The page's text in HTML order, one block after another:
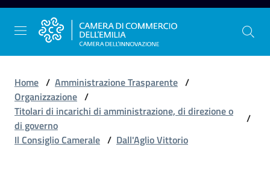
Vai al contenuto
Vai alla navigazione
Vai al footer
La
Camera
dell'Emilia
Home / Amministrazione Trasparente /
Organizzazione /
Titolari di incarichi di amministrazione, di direzione o
di governo
/
Il Consiglio Camerale / Dall'Aglio Vittorio